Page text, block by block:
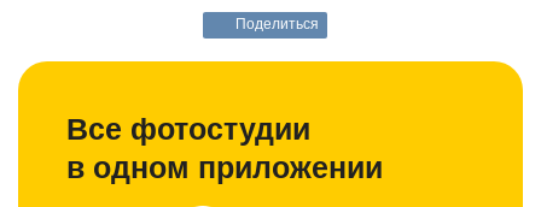
Поделиться
Все фотостудии
в одном приложении